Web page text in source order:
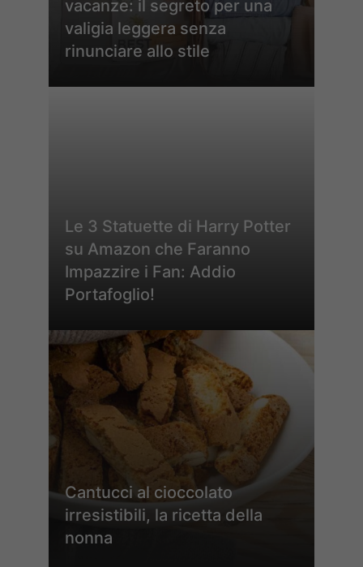
vacanze: il segreto per una
valigia leggera senza
rinunciare allo stile
Le 3 Statuette di Harry Potter
su Amazon che Faranno
Impazzire i Fan: Addio
Portafoglio!
Cantucci al cioccolato
irresistibili, la ricetta della
nonna